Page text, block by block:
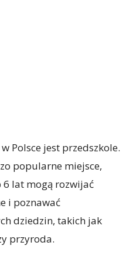
Polsce jest przedszkole.
popularne miejsce,
6 lat mogą rozwijać
i poznawać
dziedzin, takich jak
przyroda.